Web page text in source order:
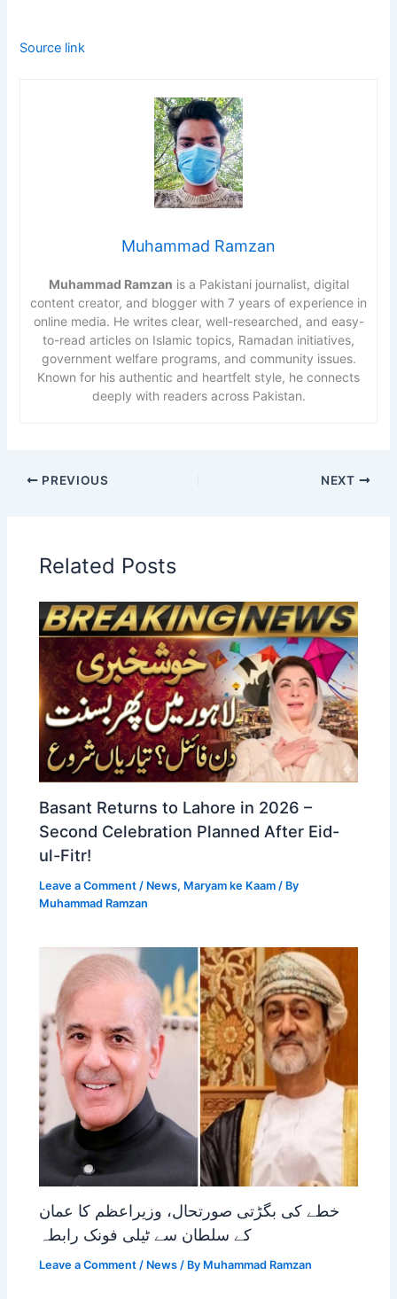
Source link
Muhammad Ramzan
Muhammad Ramzan is a Pakistani journalist, digital
content creator, and blogger with 7 years of experience in
online media. He writes clear, well-researched, and easy-
to-read articles on Islamic topics, Ramadan initiatives,
government welfare programs, and community issues.
Known for his authentic and heartfelt style, he connects
deeply with readers across Pakistan.
PREVIOUS NEXT
Related Posts
Basant Returns to Lahore in 2026 –
Second Celebration Planned After Eid-
ul-Fitr!
Leave a Comment / News, Maryam ke Kaam / By
Muhammad Ramzan
خطے کی بگڑتی صورتحال، وزیراعظم کا عمان
کے سلطان سے ٹیلی فونک رابطہ
Leave a Comment / News / By Muhammad Ramzan